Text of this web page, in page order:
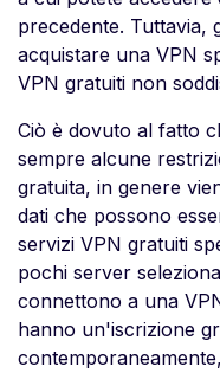
precedente. Tuttavia,
acquistare una VPN
VPN gratuiti non
Ciò è dovuto al fatto
sempre alcune
gratuita, in genere
dati che possono
servizi VPN gratuiti
pochi server
connettono a una
hanno un'iscrizione